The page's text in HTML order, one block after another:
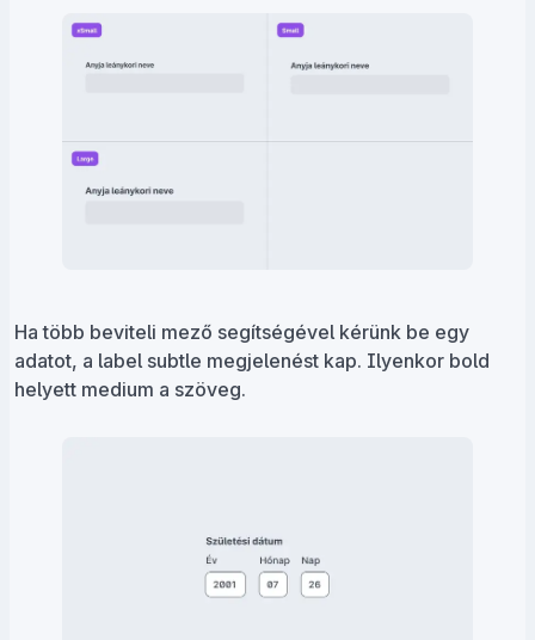
Ha több beviteli mező segítségével kérünk be egy
adatot, a label subtle megjelenést kap. Ilyenkor bold
helyett medium a szöveg.